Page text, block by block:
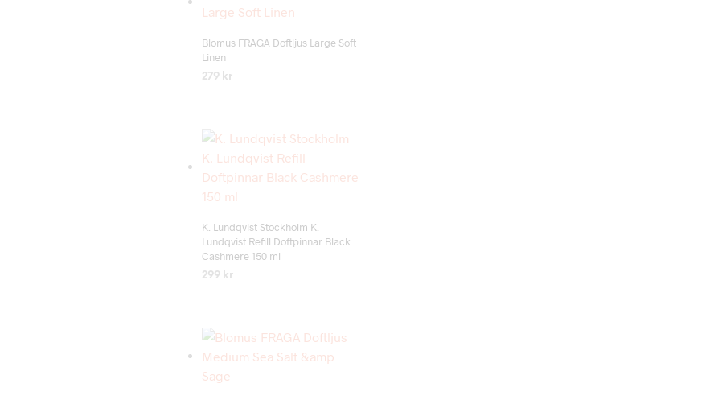
Add to wishlist
Blomus FRAGA Doftljus Large Soft
Linen
279 kr
K. Lundqvist Stockholm K.
Lundqvist Refill Doftpinnar Black
Cashmere 150 ml
299 kr